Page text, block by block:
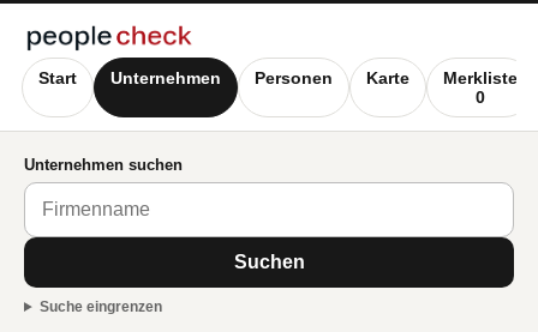
Start Unternehmen Personen Karte
Merkliste
0
Unternehmen suchen
Suchen
Suche eingrenzen